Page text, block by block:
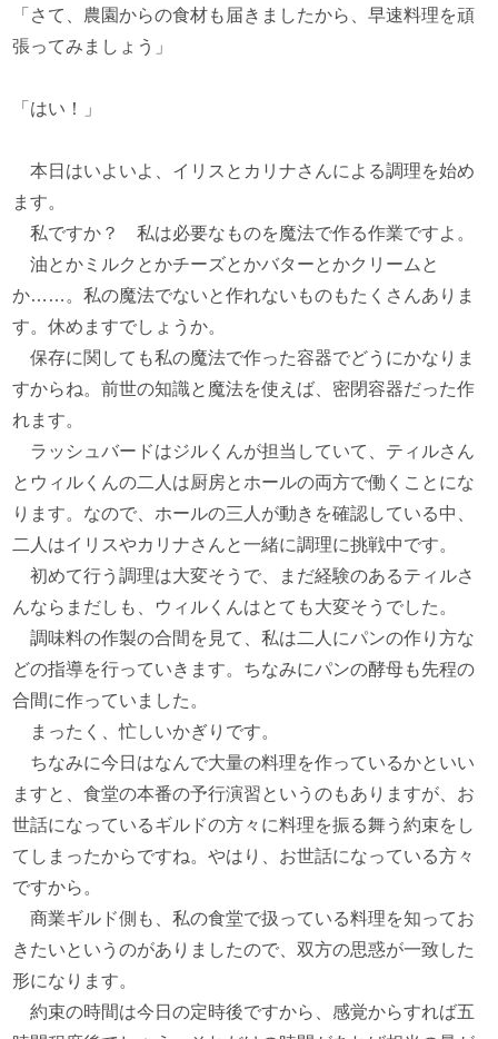
「さて、農園からの食材も届きましたから、早速料理を頑
張ってみましょう」
「はい！」
本日はいよいよ、イリスとカリナさんによる調理を始め
ます。
私ですか？ 私は必要なものを魔法で作る作業ですよ。
油とかミルクとかチーズとかバターとかクリームと
か……。私の魔法でないと作れないものもたくさんありま
す。休めますでしょうか。
保存に関しても私の魔法で作った容器でどうにかなりま
すからね。前世の知識と魔法を使えば、密閉容器だった作
れます。
ラッシュバードはジルくんが担当していて、ティルさん
とウィルくんの二人は厨房とホールの両方で働くことにな
ります。なので、ホールの三人が動きを確認している中、
二人はイリスやカリナさんと一緒に調理に挑戦中です。
初めて行う調理は大変そうで、まだ経験のあるティルさ
んならまだしも、ウィルくんはとても大変そうでした。
調味料の作製の合間を見て、私は二人にパンの作り方な
どの指導を行っていきます。ちなみにパンの酵母も先程の
合間に作っていました。
まったく、忙しいかぎりです。
ちなみに今日はなんで大量の料理を作っているかといい
ますと、食堂の本番の予行演習というのもありますが、お
世話になっているギルドの方々に料理を振る舞う約束をし
てしまったからですね。やはり、お世話になっている方々
ですから。
商業ギルド側も、私の食堂で扱っている料理を知ってお
きたいというのがありましたので、双方の思惑が一致した
形になります。
約束の時間は今日の定時後ですから、感覚からすれば五